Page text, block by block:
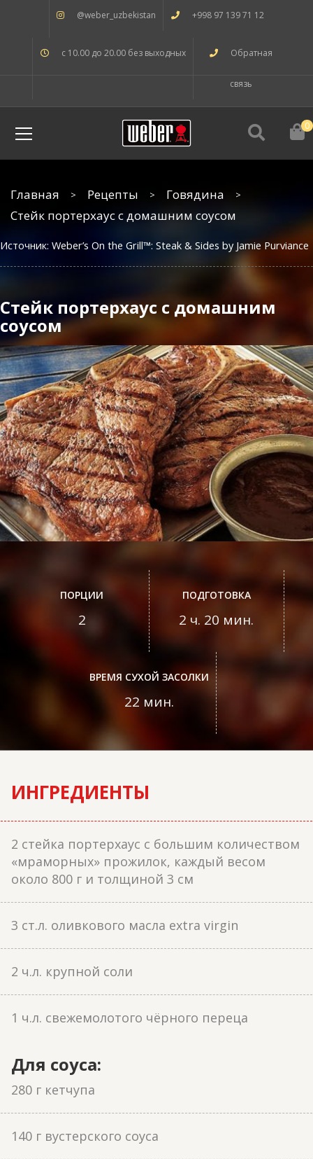
@weber_uzbekistan +998 97 139 71 12
с 10.00 до 20.00 без выходных Обратная
связь
0
Главная Рецепты
Говядина
Стейк портерхаус с домашним соусом
Источник: Weber’s On the Grill™: Steak & Sides by Jamie Purviance
Стейк портерхаус с домашним
соусом
ПОРЦИИ
2
ПОДГОТОВКА
2 ч. 20 мин.
ВРЕМЯ СУХОЙ ЗАСОЛКИ
22 мин.
ИНГРЕДИЕНТЫ
2 стейка портерхаус с большим количеством
«мраморных» прожилок, каждый весом
около 800 г и толщиной 3 см
3 ст.л. оливкового масла extra virgin
2 ч.л. крупной соли
1 ч.л. свежемолотого чёрного переца
Для соуса:
280 г кетчупа
140 г вустерского соуса